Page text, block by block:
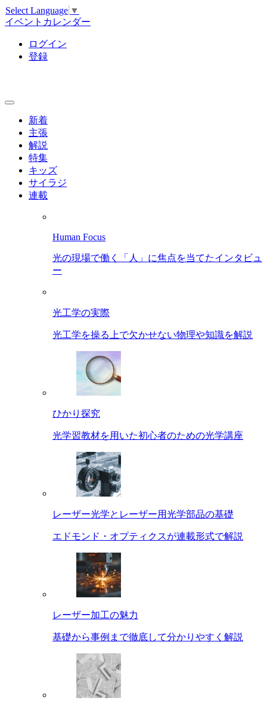
Select Language ▼
イベントカレンダー
ログイン
登録
新着
主張
解説
特集
キッズ
サイラジ
連載
Human Focus
光の現場で働く「人」に焦点を当てたインタビュ
ー
光工学の実際
光工学を操る上で欠かせない物理や知識を解説
ひかり探究
光学習教材を用いた初心者のための光学講座
レーザー光学とレーザー用光学部品の基礎
エドモンド・オプティクスが連載形式で解説
レーザー加工の魅力
基礎から事例まで徹底して分かりやすく解説